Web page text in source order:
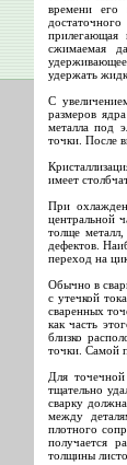
времени его
сжимаемая
удержать
С
размеров
металла под
точки. После
имеет
При
центральной
толще
дефектов.
переход на
Обычно в
с утечкой
сваренных
как часть
близко
точки. Самой
Для
тщательно
сварку
между
плотного
получается
толщины